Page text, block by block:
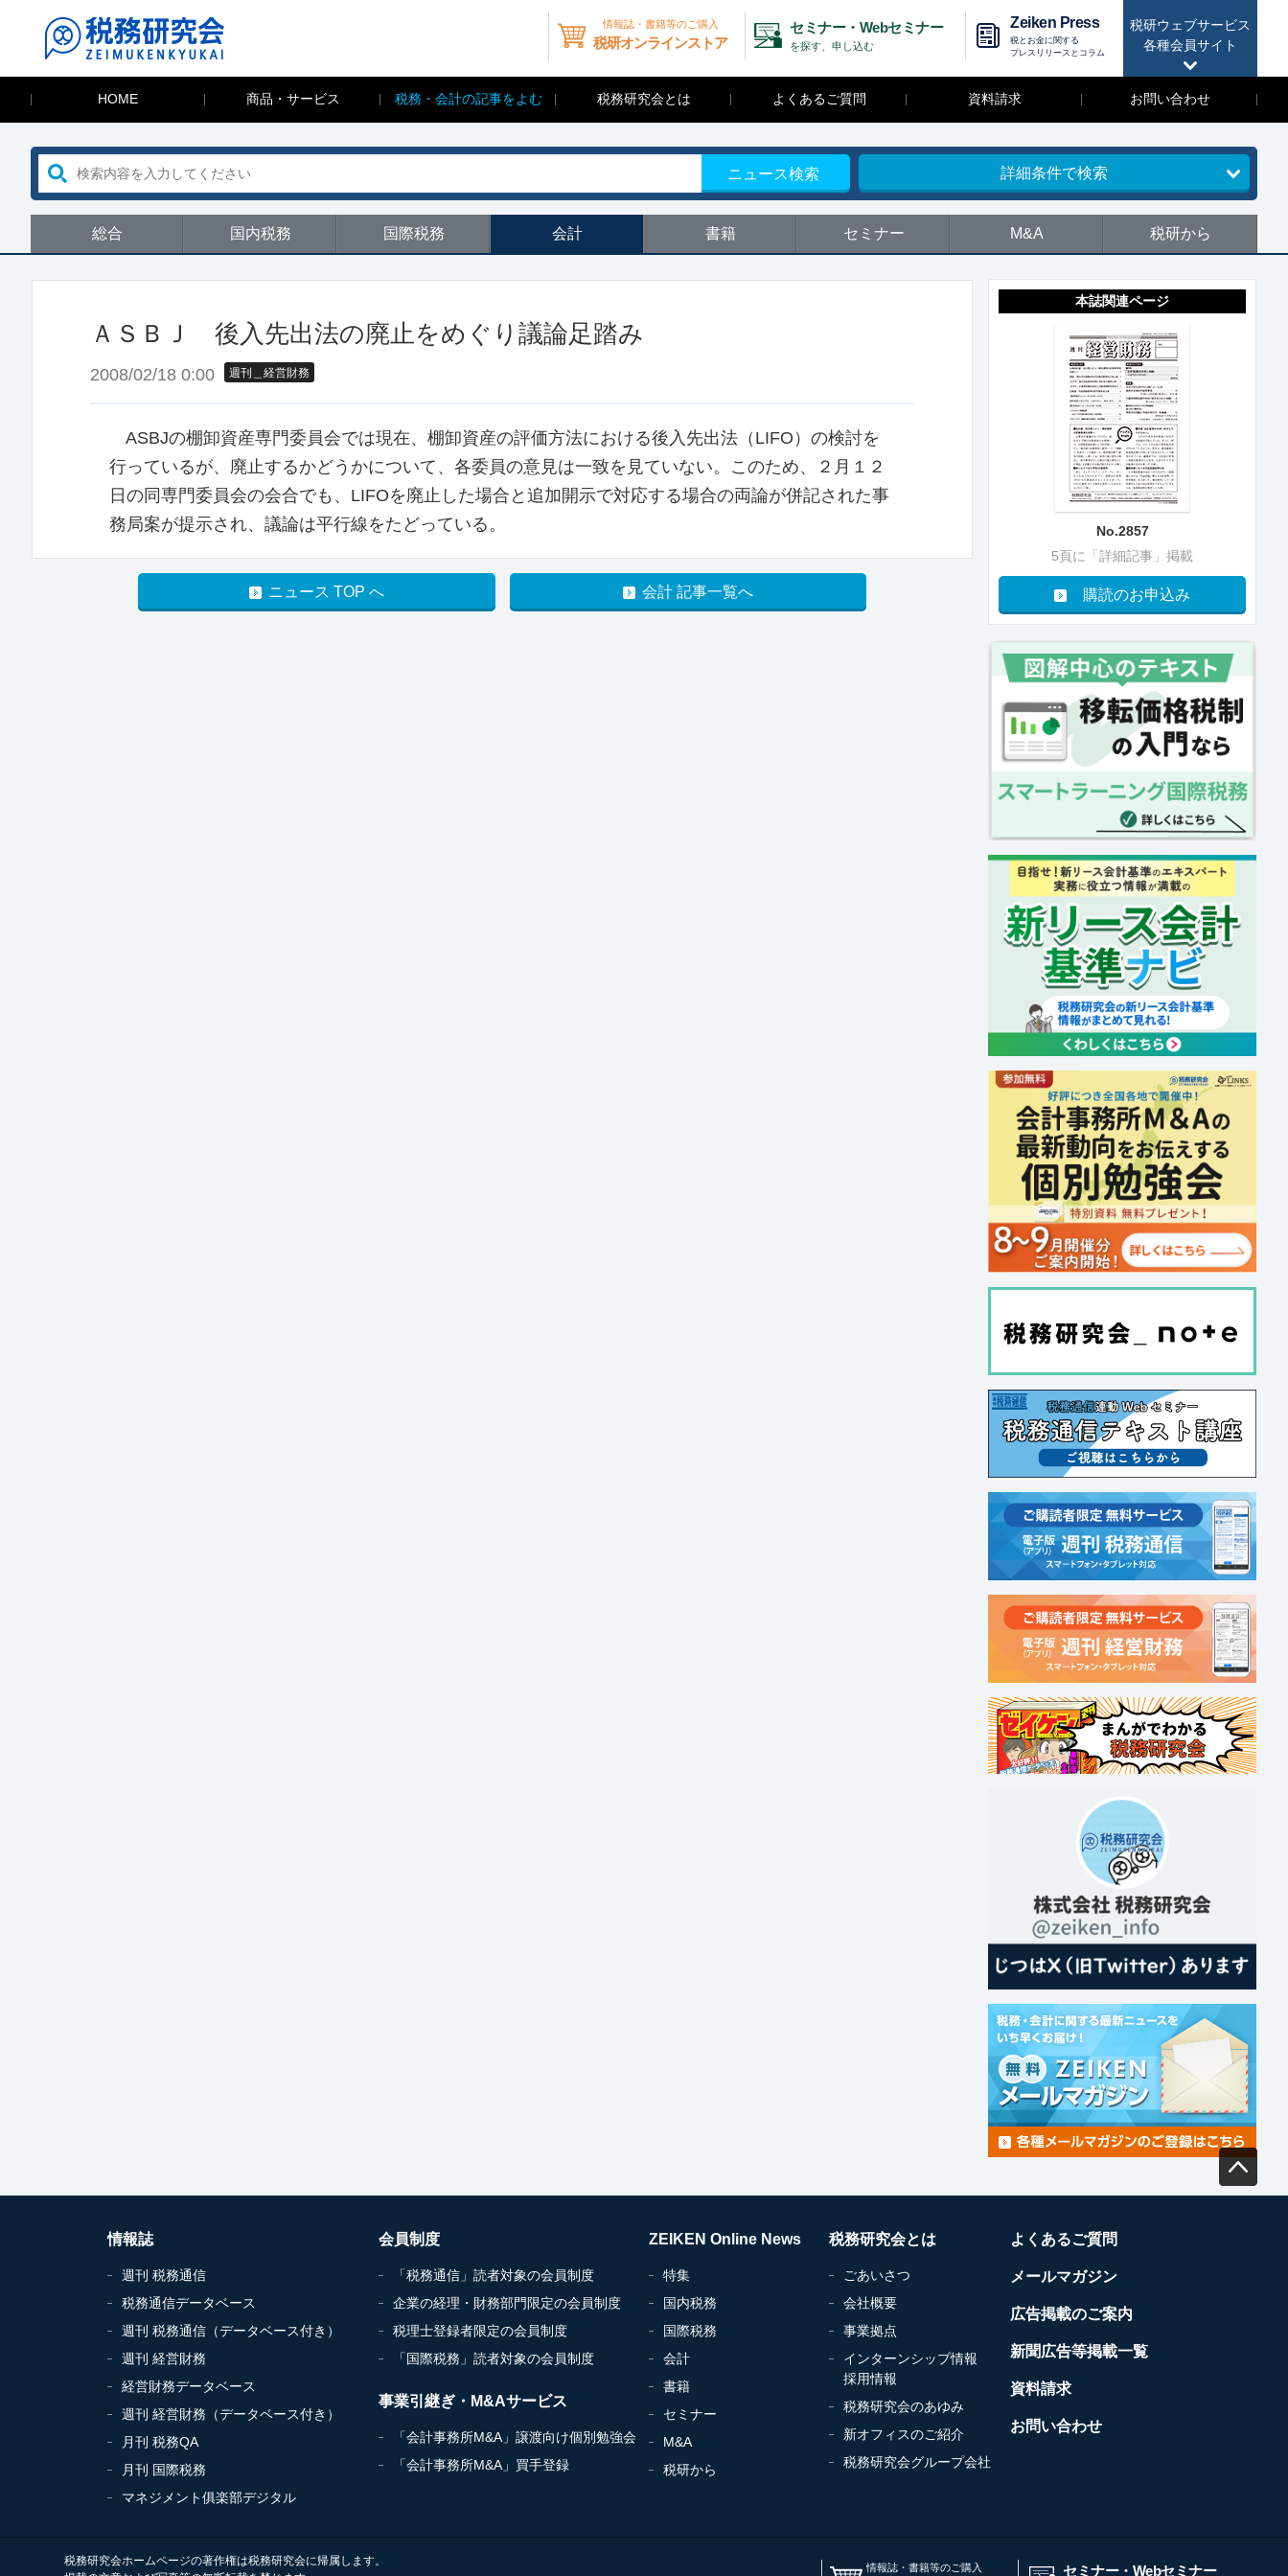
税研ウェブサービス
各種会員サイト
情報誌・書籍等のご購入
税研オンラインストア
セミナー・Webセミナー
を探す、申し込む
Zeiken Press
税とお金に関する
プレスリリースとコラム
HOME 商品・サービス 税務・会計の記事をよむ 税務研究会とは よくあるご質問 資料請求 お問い合わせ
ニュース検索 詳細条件で検索
総合 国内税務 国際税務 会計 書籍 セミナー M&A 税研から
ＡＳＢＪ 後入先出法の廃止をめぐり議論足踏み
2008/02/18 0:00 週刊＿経営財務
ASBJの棚卸資産専門委員会では現在、棚卸資産の評価方法における後入先出法（LIFO）の検討を
行っているが、廃止するかどうかについて、各委員の意見は一致を見ていない。このため、２月１２
日の同専門委員会の会合でも、LIFOを廃止した場合と追加開示で対応する場合の両論が併記された事
務局案が提示され、議論は平行線をたどっている。
ニュース TOP へ 会計 記事一覧へ
本誌関連ページ
No.2857
5頁に「詳細記事」掲載
購読のお申込み
情報誌
週刊 税務通信
税務通信データベース
週刊 税務通信（データベース付き）
週刊 経営財務
経営財務データベース
週刊 経営財務（データベース付き）
月刊 税務QA
月刊 国際税務
マネジメント俱楽部デジタル
会員制度
「税務通信」読者対象の会員制度
企業の経理・財務部門限定の会員制度
税理士登録者限定の会員制度
「国際税務」読者対象の会員制度
事業引継ぎ・M&Aサービス
「会計事務所M&A」譲渡向け個別勉強会
「会計事務所M&A」買手登録
ZEIKEN Online News
特集
国内税務
国際税務
会計
書籍
セミナー
M&A
税研から
税務研究会とは
ごあいさつ
会社概要
事業拠点
インターンシップ情報
採用情報
税務研究会のあゆみ
新オフィスのご紹介
税務研究会グループ会社
よくあるご質問
メールマガジン
広告掲載のご案内
新聞広告等掲載一覧
資料請求
お問い合わせ
税務研究会ホームページの著作権は税務研究会に帰属します。
情報誌・書籍等のご購入 セミナー・Webセミナー